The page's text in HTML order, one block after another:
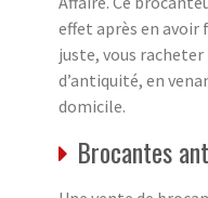
effet après en
juste, vous
d’antiquité, en
domicile.
Brocantes